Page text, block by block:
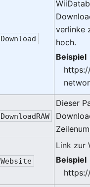
Download
verlinke
hoch.
Beispiel
DownloadRAW
Dieser
Website
Link zur
Beispiel